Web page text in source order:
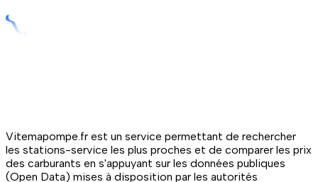
Vitemapompe.fr est un service permettant de rechercher
les stations-service les plus proches et de comparer les prix
des carburants en s'appuyant sur les données publiques
(Open Data) mises à disposition par les autorités